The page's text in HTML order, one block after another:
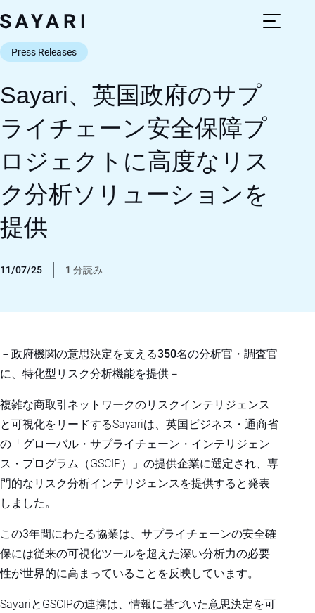
to
content
Press Releases
Sayari、英国政府のサプ
ライチェーン安全保障プ
ロジェクトに高度なリス
ク分析ソリューションを
提供
11/07/25 1 分読み
－政府機関の意思決定を支える350名の分析官・調査官
に、特化型リスク分析機能を提供－
複雑な商取引ネットワークのリスクインテリジェンス
と可視化をリードするSayariは、英国ビジネス・通商省
の「グローバル・サプライチェーン・インテリジェン
ス・プログラム（GSCIP）」の提供企業に選定され、専
門的なリスク分析インテリジェンスを提供すると発表
しました。
この3年間にわたる協業は、サプライチェーンの安全確
保には従来の可視化ツールを超えた深い分析力の必要
性が世界的に高まっていることを反映しています。
SayariとGSCIPの連携は、情報に基づいた意思決定を可